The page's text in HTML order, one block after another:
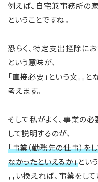
例えば、自宅兼事務所の
ということですね。
恐らく、特定支出控除に
という意味が、
「直接必要」という文言
考えます。
そして私がよく、事業の
して説明するのが、
「事業（勤務先の仕事）を
なかったといえるか」とい
言い換えれば、事業をし